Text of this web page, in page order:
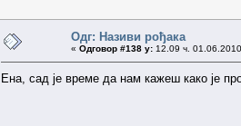
Одг: Називи рођака
« Одговор #138 у: 12.09 ч.
Ена, сад је време да нам кажеш како је